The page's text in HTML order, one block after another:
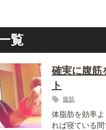
覧
確実に腹筋
ト
腹筋
体脂肪を効率
れば寝ている